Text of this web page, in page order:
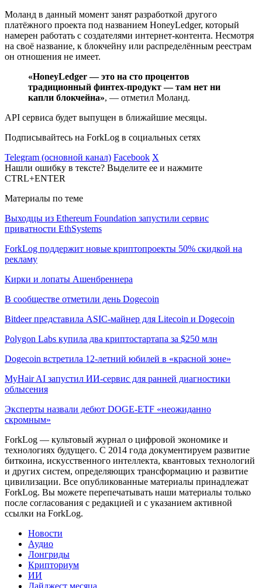
Моланд в данный момент занят разработкой другого
платёжного проекта под названием HoneyLedger, который
намерен работать с создателями интернет-контента. Несмотря
на своё название, к блокчейну или распределённым реестрам
он отношения не имеет.
«HoneyLedger — это на сто процентов
традиционный финтех-продукт — там нет ни
капли блокчейна», — отметил Моланд.
API сервиса будет выпущен в ближайшие месяцы.
Подписывайтесь на ForkLog в социальных сетях
Telegram (основной канал) Facebook X
Нашли ошибку в тексте? Выделите ее и нажмите
CTRL+ENTER
Материалы по теме
Выходцы из Ethereum Foundation запустили сервис
приватности EthSystems
ForkLog поддержит новые криптопроекты 50% скидкой на
рекламу
Кирки и лопаты Ашенбреннера
В сообществе отметили день Dogecoin
Bitdeer представила ASIC-майнер для Litecoin и Dogecoin
Polygon Labs купила два криптостартапа за $250 млн
Dogecoin встретила 12-летний юбилей в «красной зоне»
MyHair AI запустил ИИ-сервис для ранней диагностики
облысения
Эксперты назвали дебют DOGE-ETF «неожиданно
скромным»
ForkLog — культовый журнал о цифровой экономике и
технологиях будущего. С 2014 года документируем развитие
биткоина, искусственного интеллекта, квантовых технологий
и других систем, определяющих трансформацию и развитие
цивилизации. Все опубликованные материалы принадлежат
ForkLog. Вы можете перепечатывать наши материалы только
после согласования с редакцией и с указанием активной
ссылки на ForkLog.
Новости
Аудио
Лонгриды
Крипториум
ИИ
Дайджест месяца